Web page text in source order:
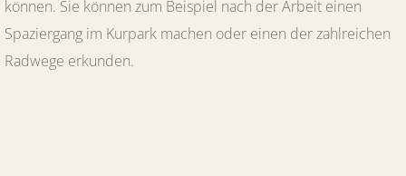
können. Sie können zum Beispiel nach der Arbeit einen
Spaziergang im Kurpark machen oder einen der zahlreichen
Radwege erkunden.